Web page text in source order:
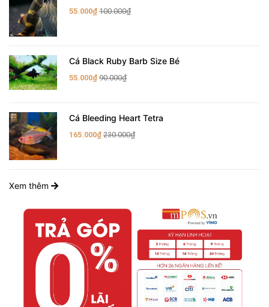
55.000₫ 100.000₫
Cá Black Ruby Barb Size Bé
55.000₫ 90.000₫
Cá Bleeding Heart Tetra
165.000₫ 230.000₫
Xem thêm